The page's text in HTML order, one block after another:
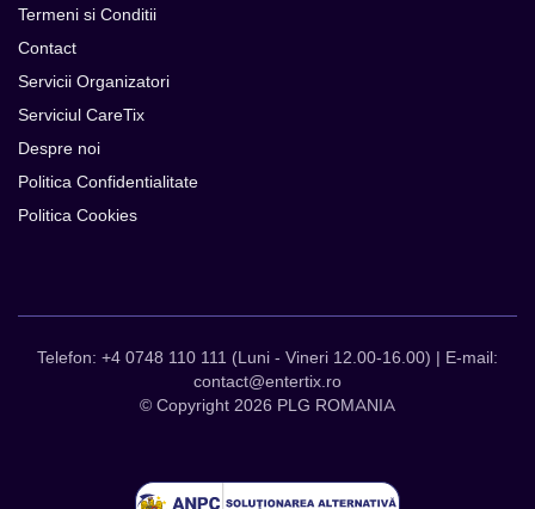
Termeni si Conditii
Contact
Servicii Organizatori
Serviciul CareTix
Despre noi
Politica Confidentialitate
Politica Cookies
Telefon: +4 0748 110 111 (Luni - Vineri 12.00-16.00) | E-mail:
contact@entertix.ro
© Copyright 2026 PLG ROMANIA